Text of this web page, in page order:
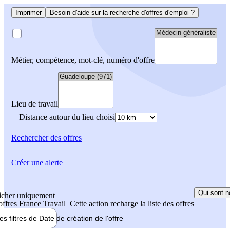
Imprimer Besoin d'aide sur la recherche d'offres d'emploi ?
Métier, compétence, mot-clé, numéro d'offre
Lieu de travail
Distance autour du lieu choisi
Rechercherdes offres
uniquement
France Travail Cette action recharge la liste des offres
Qui sont
filtres de Date de création de l'offre
Créer une alerte